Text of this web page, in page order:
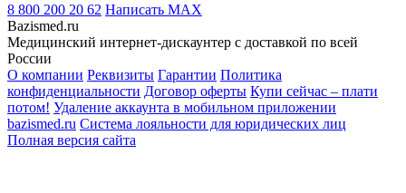
8 800 200 20 62 Написать MAX
Bazismed.ru
Медицинский интернет-дискаунтер с доставкой по всей
России
О компании Реквизиты Гарантии Политика
конфиденциальности Договор оферты Купи сейчас – плати
потом! Удаление аккаунта в мобильном приложении
bazismed.ru Система лояльности для юридических лиц
Полная версия сайта